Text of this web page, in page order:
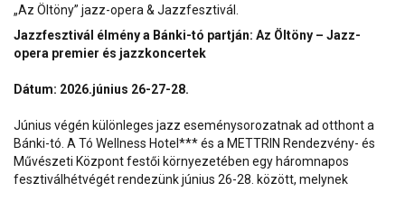
„Az Öltöny” jazz-opera & Jazzfesztivál.
Jazzfesztivál élmény a Bánki-tó partján: Az Öltöny – Jazz-
opera premier és jazzkoncertek
Dátum: 2026.június 26-27-28.
Június végén különleges jazz eseménysorozatnak ad otthont a
Bánki-tó. A Tó Wellness Hotel*** és a METTRIN Rendezvény- és
Művészeti Központ festői környezetében egy háromnapos
fesztiválhétvégét rendezünk június 26-28. között, melynek